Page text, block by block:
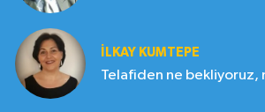
İLKAY KUMTEPE
Telafiden ne bekliyoruz,